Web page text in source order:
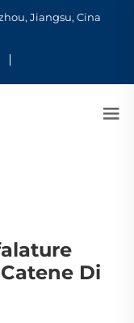
Jiangsu, Cina
Di